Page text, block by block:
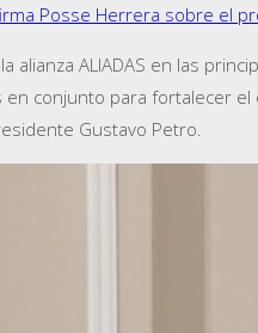
Posse Herrera sobre el
alianza ALIADAS en las
conjunto para fortalecer
Gustavo Petro.